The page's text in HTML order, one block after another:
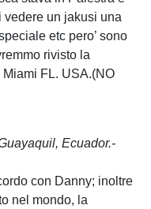
vedere un jakusi una
etc pero’ sono
rivisto la
FL. USA.(NO
Ecuador.-
con Danny; inoltre
nel mondo, la